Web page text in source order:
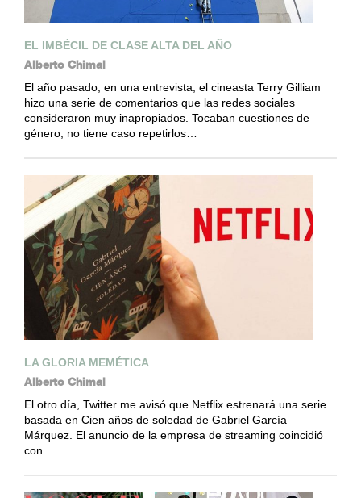
EL IMBÉCIL DE CLASE ALTA DEL AÑO
Alberto Chimal
El año pasado, en una entrevista, el cineasta Terry Gilliam
hizo una serie de comentarios que las redes sociales
consideraron muy inapropiados. Tocaban cuestiones de
género; no tiene caso repetirlos…
LA GLORIA MEMÉTICA
Alberto Chimal
El otro día, Twitter me avisó que Netflix estrenará una serie
basada en Cien años de soledad de Gabriel García
Márquez. El anuncio de la empresa de streaming coincidió
con…